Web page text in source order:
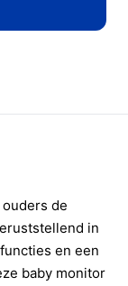
de
in
en een
baby monitor